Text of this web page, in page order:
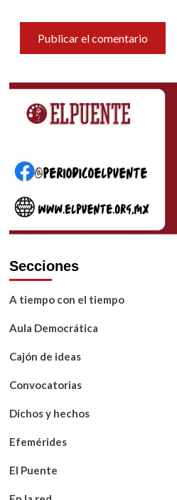
Secciones
A tiempo con el tiempo
Aula Democrática
Cajón de ideas
Convocatorias
Dichos y hechos
Efemérides
El Puente